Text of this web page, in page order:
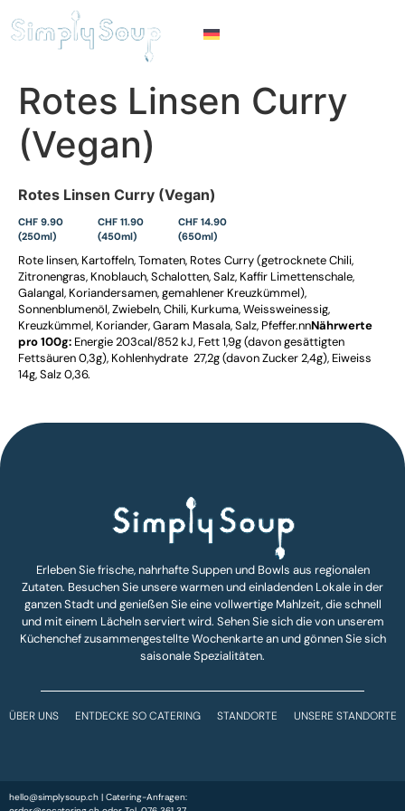
Rotes Linsen Curry
(Vegan)
Rotes Linsen Curry (Vegan)
CHF 9.90
(250ml)
CHF 11.90
(450ml)
CHF 14.90
(650ml)
Rote linsen, Kartoffeln, Tomaten, Rotes Curry (getrocknete Chili,
Zitronengras, Knoblauch, Schalotten, Salz, Kaffir Limettenschale,
Galangal, Koriandersamen, gemahlener Kreuzkümmel),
Sonnenblumenöl, Zwiebeln, Chili, Kurkuma, Weissweinessig,
Kreuzkümmel, Koriander, Garam Masala, Salz, Pfeffer.nnNährwerte
pro 100g: Energie 203cal/852 kJ, Fett 1,9g (davon gesättigten
Fettsäuren 0,3g), Kohlenhydrate 27,2g (davon Zucker 2,4g), Eiweiss
14g, Salz 0,36.
Erleben Sie frische, nahrhafte Suppen und Bowls aus regionalen
Zutaten. Besuchen Sie unsere warmen und einladenden Lokale in der
ganzen Stadt und genießen Sie eine vollwertige Mahlzeit, die schnell
und mit einem Lächeln serviert wird. Sehen Sie sich die von unserem
Küchenchef zusammengestellte Wochenkarte an und gönnen Sie sich
saisonale Spezialitäten.
ÜBER UNS ENTDECKE SO CATERING STANDORTE UNSERE STANDORTE
hello@simplysoup.ch | Catering-Anfragen: